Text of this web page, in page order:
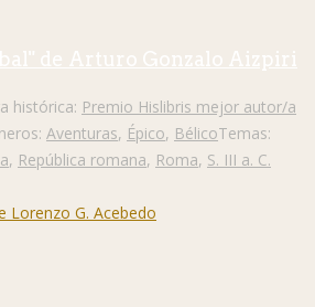
de Arturo Gonzalo Aizpiri
histórica: Premio Hislibris mejor autor/a
Aventuras, Épico, BélicoTemas:
, República romana, Roma, S. III a. C.